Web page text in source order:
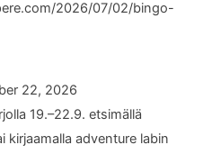
2026/07/02/bingo-
22, 2026
19.–22.9. etsimällä
kirjaamalla adventure labin